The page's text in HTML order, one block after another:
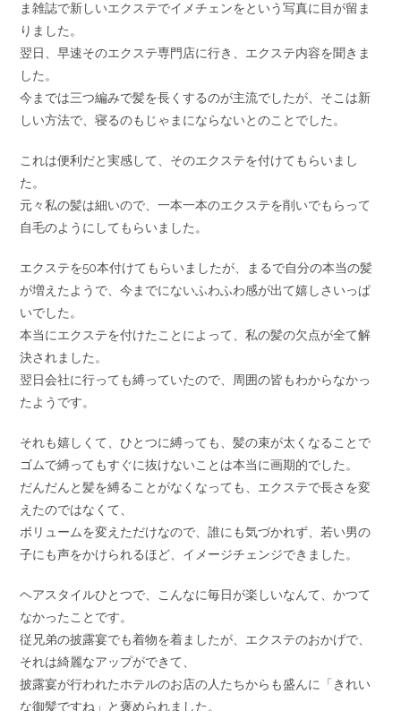
ま雑誌で新しいエクステでイメチェンをという写真に目が留ま
りました。
翌日、早速そのエクステ専門店に行き、エクステ内容を聞きま
した。
今までは三つ編みで髪を長くするのが主流でしたが、そこは新
しい方法で、寝るのもじゃまにならないとのことでした。
これは便利だと実感して、そのエクステを付けてもらいまし
た。
元々私の髪は細いので、一本一本のエクステを削いでもらって
自毛のようにしてもらいました。
エクステを50本付けてもらいましたが、まるで自分の本当の髪
が増えたようで、今までにないふわふわ感が出て嬉しさいっぱ
いでした。
本当にエクステを付けたことによって、私の髪の欠点が全て解
決されました。
翌日会社に行っても縛っていたので、周囲の皆もわからなかっ
たようです。
それも嬉しくて、ひとつに縛っても、髪の束が太くなることで
ゴムで縛ってもすぐに抜けないことは本当に画期的でした。
だんだんと髪を縛ることがなくなっても、エクステで長さを変
えたのではなくて、
ボリュームを変えただけなので、誰にも気づかれず、若い男の
子にも声をかけられるほど、イメージチェンジできました。
ヘアスタイルひとつで、こんなに毎日が楽しいなんて、かつて
なかったことです。
従兄弟の披露宴でも着物を着ましたが、エクステのおかげで、
それは綺麗なアップができて、
披露宴が行われたホテルのお店の人たちからも盛んに「きれい
な御髪ですね」と褒められました。